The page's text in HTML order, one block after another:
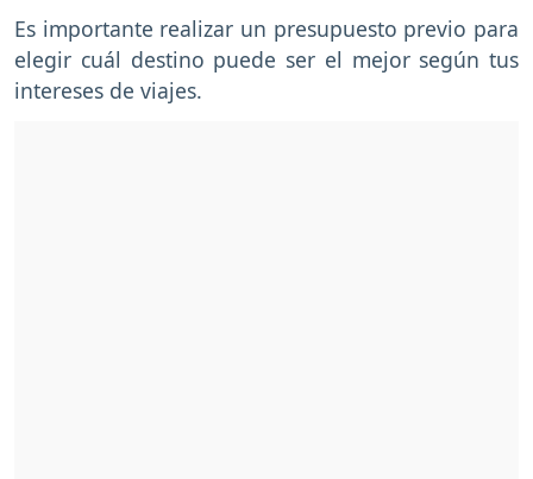
Es importante realizar un presupuesto previo para
elegir cuál destino puede ser el mejor según tus
intereses de viajes.